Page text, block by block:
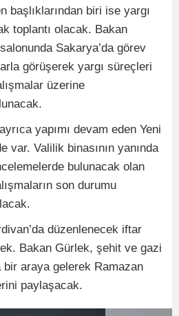
başlıklarından biri ise yargı
toplantı olacak. Bakan
Sakarya’da görev
görüşerek yargı süreçleri
üzerine
yapımı devam eden Yeni
var. Valilik binasının yanında
bulunacak olan
son durumu
düzenlenecek iftar
Bakan Gürlek, şehit ve gazi
bir araya gelerek Ramazan
paylaşacak.